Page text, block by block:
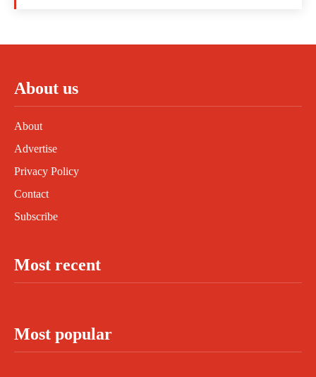
About us
About
Advertise
Privacy Policy
Contact
Subscribe
Most recent
Most popular